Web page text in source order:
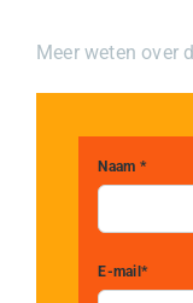
Meer weten over
Naam *
E-mail*